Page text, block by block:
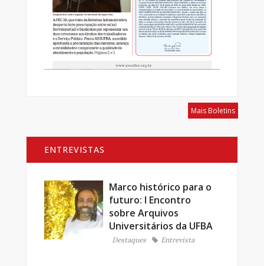
Mais Boletins
ENTREVISTAS
Marco histórico para o
futuro: I Encontro
sobre Arquivos
Universitários da UFBA
Destaques Entrevista